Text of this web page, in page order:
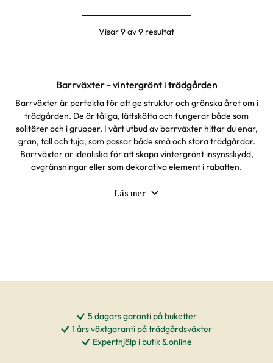
Visar 9 av 9 resultat
Barrväxter - vintergrönt i trädgården
Barrväxter är perfekta för att ge struktur och grönska året om i
trädgården. De är tåliga, lättskötta och fungerar både som
solitärer och i grupper. I vårt utbud av barrväxter hittar du enar,
gran, tall och tuja, som passar både små och stora trädgårdar.
Barrväxter är idealiska för att skapa vintergrönt insynsskydd,
avgränsningar eller som dekorativa element i rabatten.
hållbara barrväxterna för din trädgård.
Läs mer
5 dagars garanti på buketter
1 års växtgaranti på trädgårdsväxter
Experthjälp i butik & online